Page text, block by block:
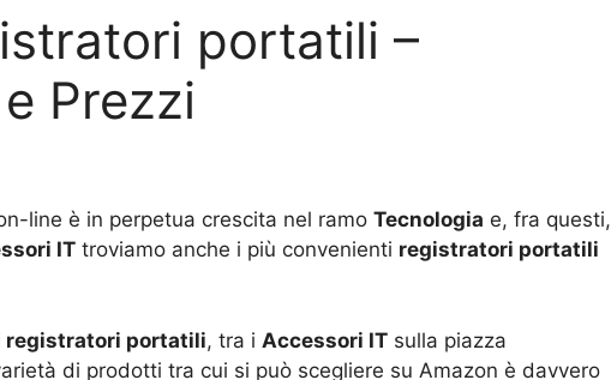
portatili –
Prezzi
line è in perpetua crescita nel ramo Tecnologia e, fra questi,
IT troviamo anche i più convenienti registratori portatili
registratori portatili, tra i Accessori IT sulla piazza
di prodotti tra cui si può scegliere su Amazon è davvero